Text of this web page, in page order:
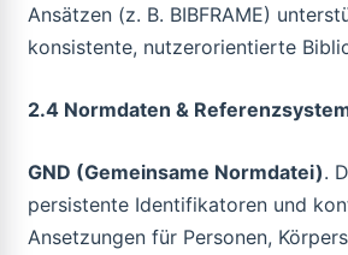
Ansätzen (z. B. BIBFRAME)
konsistente, nutzerorientierte
2.4 Normdaten &
GND (Gemeinsame Normdatei).
persistente Identifikatoren und
Ansetzungen für Personen,